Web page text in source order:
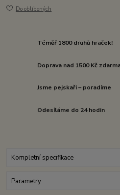
Do oblíbených
Téměř 1800 druhů hraček!
Doprava nad 1500 Kč
Jsme pejskaři – poradíme
Odesíláme do 24 hodin
Kompletní specifikace
Parametry